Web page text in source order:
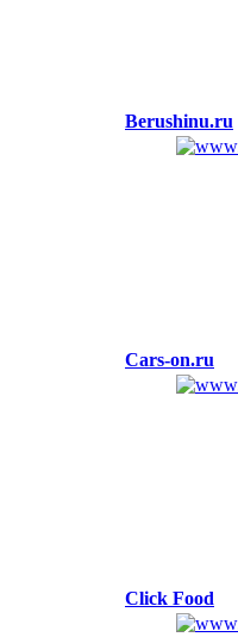
Berushinu.ru
Cars-on.ru
Click Food